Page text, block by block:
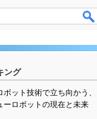
ング
ボット技術で立ち向かう、
ーロボットの現在と未来